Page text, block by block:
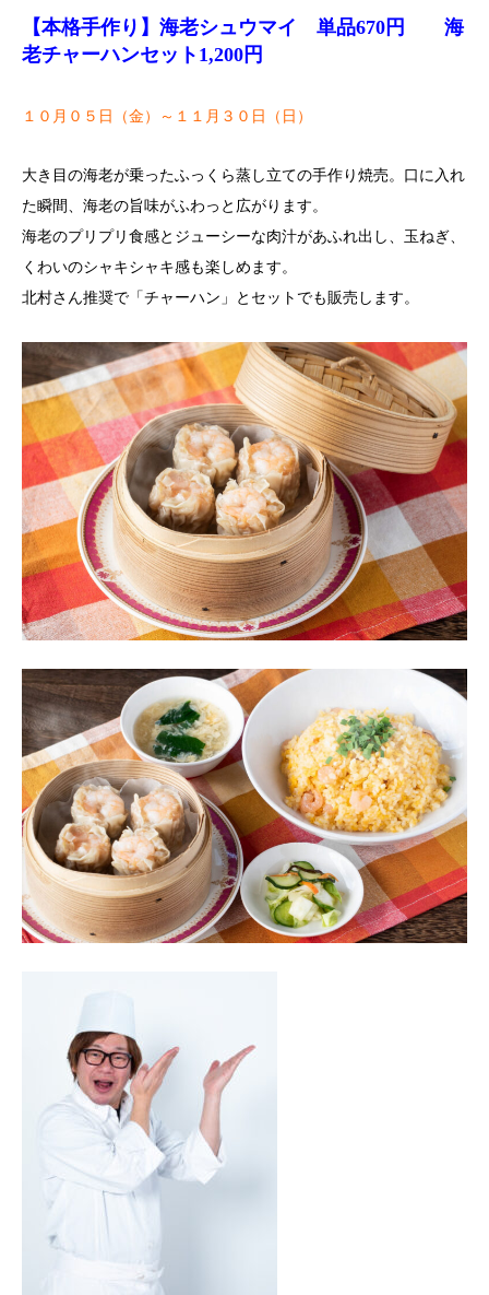
【本格手作り】海老シュウマイ 単品670円 海
老チャーハンセット1,200円
１０月０５日（金）～１１月３０日（日）
大き目の海老が乗ったふっくら蒸し立ての手作り焼売。口に入れ
た瞬間、海老の旨味がふわっと広がります。
海老のプリプリ食感とジューシーな肉汁があふれ出し、玉ねぎ、
くわいのシャキシャキ感も楽しめます。
北村さん推奨で「チャーハン」とセットでも販売します。